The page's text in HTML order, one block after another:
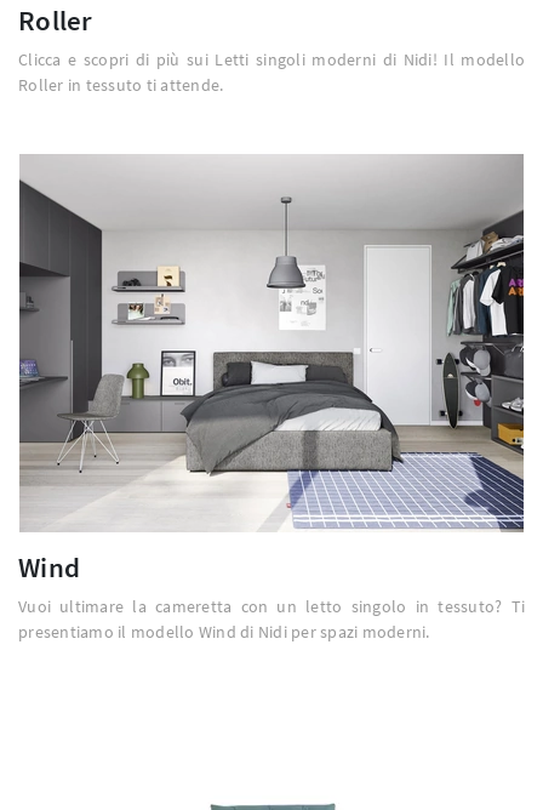
Roller
Clicca e scopri di più sui Letti singoli moderni di Nidi! Il modello
Roller in tessuto ti attende.
Wind
Vuoi ultimare la cameretta con un letto singolo in tessuto? Ti
presentiamo il modello Wind di Nidi per spazi moderni.